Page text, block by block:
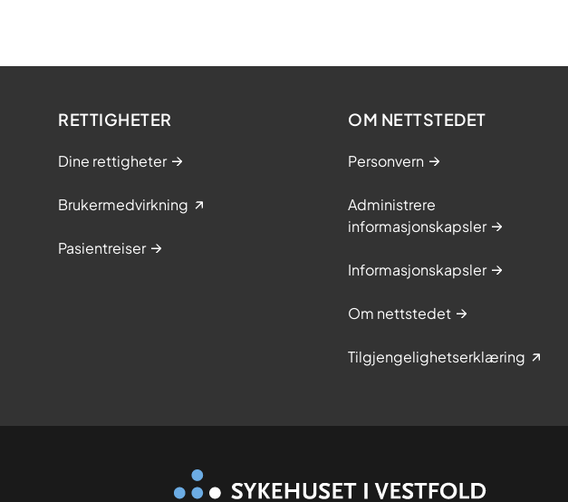
RETTIGHETER
Dine rettigheter
Brukermedvirkning
Pasientreiser
OM NETTSTEDET
Personvern
Administrere
informasjonskapsler
Informasjonskapsler
Om nettstedet
Tilgjengelighetserklæring